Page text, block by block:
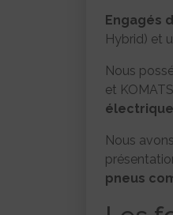
Engagés
Hybrid) et
Nous
et
Nous
pneus